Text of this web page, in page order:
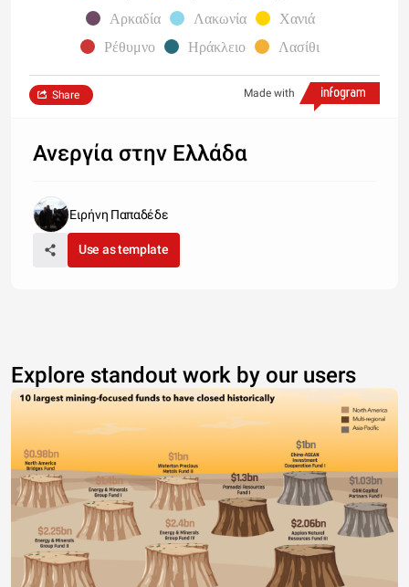
Αρκαδία
Λακωνία
Χανιά
Ρέθυμνο
Ηράκλειο Λασίθι
Made with
Share
Ανεργία στην Ελλάδα
Ειρήνη Παπαδέδε
Use as template
Explore standout work by our users